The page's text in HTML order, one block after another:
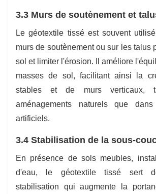
3.3 Murs de soutènement et
Le géotextile tissé est souvent
murs de soutènement ou sur les talus
sol et limiter l'érosion. Il améliore
masses de sol, facilitant ainsi la
stables et de murs verticaux,
aménagements naturels que
artificiels.
3.4 Stabilisation de la sous-
En présence de sols meubles,
d'eau, le géotextile tissé sert
stabilisation qui augmente la